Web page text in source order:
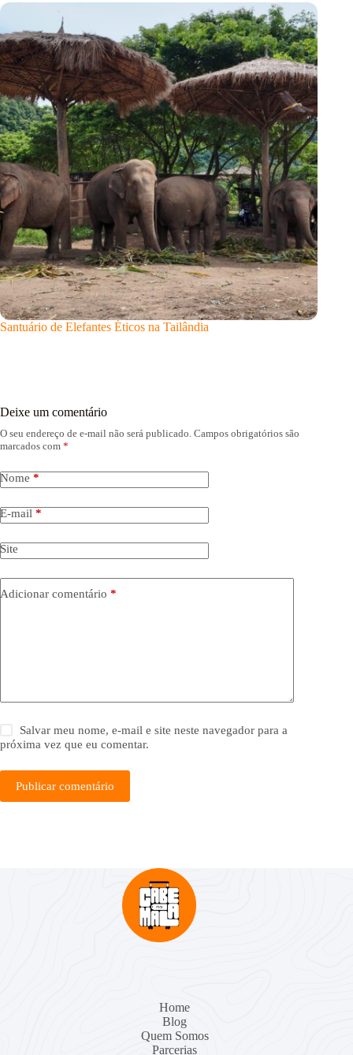
Santuário de Elefantes Éticos na Tailândia
Deixe um comentário
O seu endereço de e-mail não será publicado. Campos obrigatórios são
marcados com *
Nome *
E-mail *
Site
Adicionar comentário *
Salvar meu nome, e-mail e site neste navegador para a
próxima vez que eu comentar.
Publicar comentário
Home
Blog
Quem Somos
Parcerias